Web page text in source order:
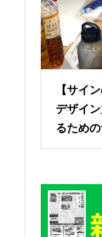
【サイ
デザイ
るため